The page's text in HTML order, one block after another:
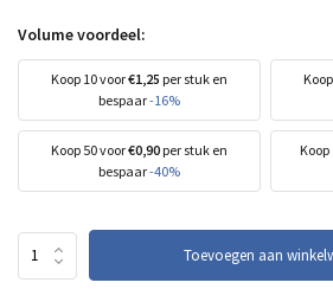
Volume voordeel:
Koop 10 voor€1,25 per stuk en
bespaar-16%
Koop 50 voor€0,90 per stuk en
bespaar-40%
Toevoegen aan